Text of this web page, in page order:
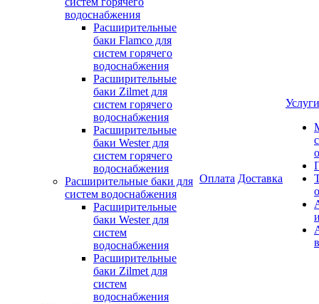
водоснабжения
Расширительные
баки Flamco для
систем горячего
водоснабжения
Расширительные
баки Zilmet для
систем горячего
водоснабжения
Расширительные
баки Wester для
систем горячего
водоснабжения
Расширительные баки для
систем водоснабжения
Расширительные
баки Wester для
систем
водоснабжения
Расширительные
баки Zilmet для
систем
водоснабжения
Оплата Доставка
Услуги